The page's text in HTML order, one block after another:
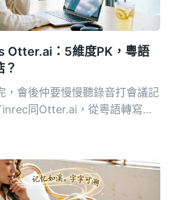
Otter.ai：5維度PK，粵語
？
，會後仲要慢慢聽錄音打會議記
同Otter.ai，從粵語轉寫、